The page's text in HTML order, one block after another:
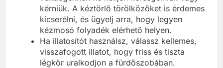
kérniük. A kéztörlő törölközőket is érdemes
kicserélni, és ügyelj arra, hogy legyen
kézmosó folyadék elérhető helyen.
Ha illatosítót használsz, válassz kellemes,
visszafogott illatot, hogy friss és tiszta
légkör uralkodjon a fürdőszobában.